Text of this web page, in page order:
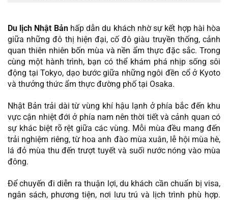
Du lịch Nhật Bảnhấp dẫn du khách nhờ sự kết hợp hài hòa
giữa những đô thị hiện đại, cố đô giàu truyền thống, cảnh
quan thiên nhiên bốn mùa và nền ẩm thực đặc sắc. Trong
cùng một hành trình, bạn có thể khám phá nhịp sống sôi
động tại Tokyo, dạo bước giữa những ngôi đền cổ ở Kyoto
và thưởng thức ẩm thực đường phố tại Osaka.
Nhật Bản trải dài từ vùng khí hậu lạnh ở phía bắc đến khu
vực cận nhiệt đới ở phía nam nên thời tiết và cảnh quan có
sự khác biệt rõ rệt giữa các vùng. Mỗi mùa đều mang đến
trải nghiệm riêng, từ hoa anh đào mùa xuân, lễ hội mùa hè,
lá đỏ mùa thu đến trượt tuyết và suối nước nóng vào mùa
đông.
Để chuyến đi diễn ra thuận lợi, du khách cần chuẩn bị visa,
ngân sách, phương tiện, nơi lưu trú và lịch trình phù hợp.